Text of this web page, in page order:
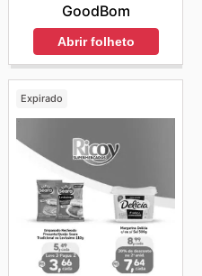
GoodBom
Abrir folheto
Expirado